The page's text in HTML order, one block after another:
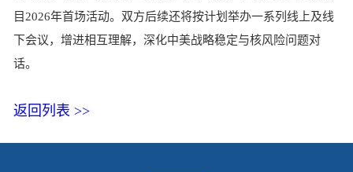
目2026年首场活动。双方后续还将按计划举办一系列线上及线
下会议，增进相互理解，深化中美战略稳定与核风险问题对
话。
返回列表 >>